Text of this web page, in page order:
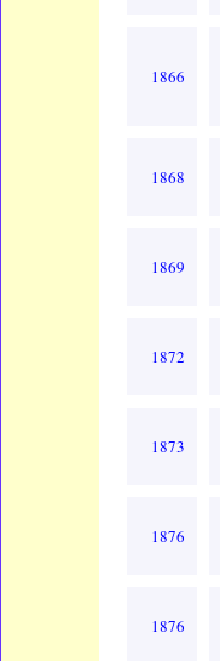
1866
1868
1869
1872
1873
1876
1876